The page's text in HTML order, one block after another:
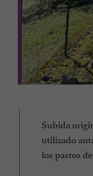
Subida
utilizado
los pastos